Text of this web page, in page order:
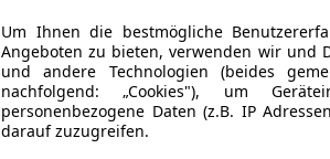
Um Ihnen die bestmögliche
Angeboten zu bieten, verwenden wir und
und andere Technologien (beides
nachfolgend: „Cookies"), um
personenbezogene Daten (z.B. IP
darauf zuzugreifen.